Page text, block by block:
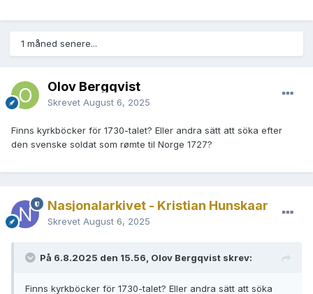
1 måned senere...
Olov Bergqvist
Skrevet August 6, 2025
Finns kyrkböcker för 1730-talet? Eller andra sätt att söka efter
den svenske soldat som rømte til Norge 1727?
Nasjonalarkivet - Kristian Hunskaar
Skrevet August 6, 2025
På 6.8.2025 den 15.56, Olov Bergqvist skrev:
Finns kyrkböcker för 1730-talet? Eller andra sätt att söka